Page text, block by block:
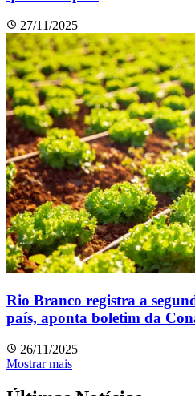
27/11/2025
Rio Branco registra a
país, aponta boletim da
26/11/2025
Mostrar mais